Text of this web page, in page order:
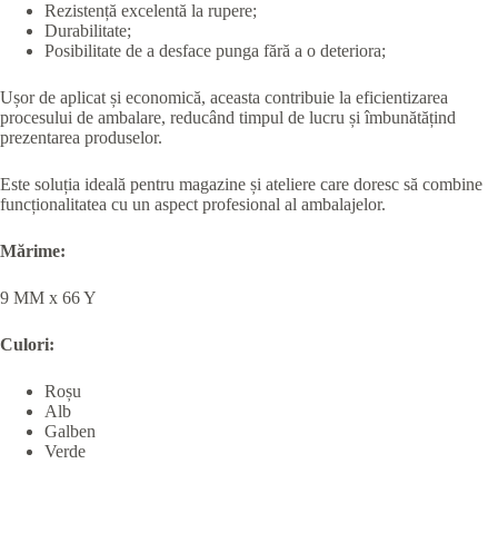
Rezistență excelentă la rupere;
Durabilitate;
Posibilitate de a desface punga fără a o deteriora;
Ușor de aplicat și economică, aceasta contribuie la eficientizarea
procesului de ambalare, reducând timpul de lucru și îmbunătățind
prezentarea produselor.
Este soluția ideală pentru magazine și ateliere care doresc să combine
funcționalitatea cu un aspect profesional al ambalajelor.
Mărime:
9 MM x 66 Y
Culori:
Roșu
Alb
Galben
Verde